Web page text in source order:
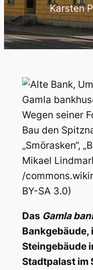
Karsten
Gamla
Wegen seiner
Bau den
„Smörasken“,
Mikael
/
BY-SA 3.0)
Das Gamla
Bankgebäude,
Steingebäude
Stadtpalast im